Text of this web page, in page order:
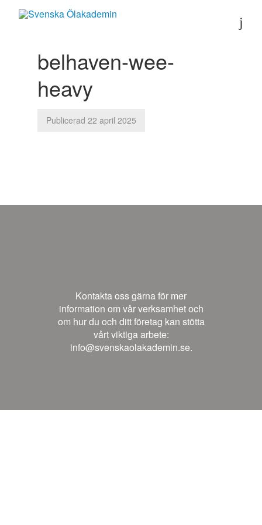
belhaven-wee-
heavy
Publicerad 22 april 2025
Kontakta oss gärna för mer
information om vår verksamhet och
om hur du och ditt företag kan stötta
vårt viktiga arbete:
info@svenskaolakademin.se.